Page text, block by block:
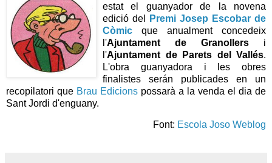
estat el guanyador de la novena
edició del
Premi Josep Escobar de
Còmic que anualment concedeix
l'Ajuntament de Granollers i
l'Ajuntament de Parets del Vallés.
L'obra guanyadora i les obres
finalistes serán publicades en un
recopilatori que Brau Edicions possarà a la venda el dia de
Sant Jordi d'enguany.
Font: Escola Joso Weblog